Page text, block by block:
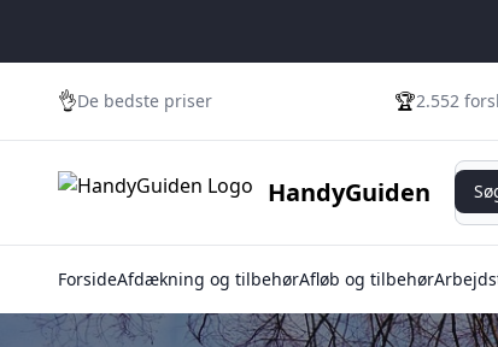
👌De bedste priser 🏆2.552
HandyGuiden
Søg
ForsideAfdækning og tilbehørAfløb og tilbehør